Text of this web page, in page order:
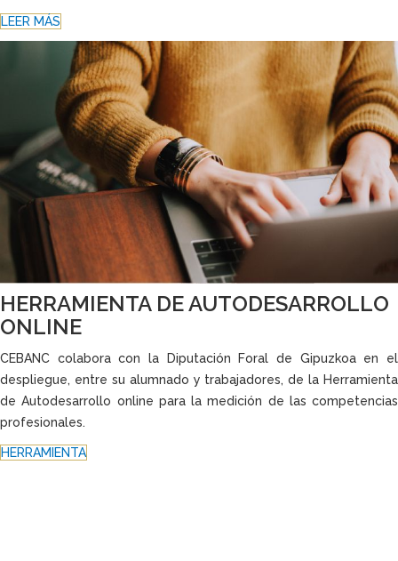
LEER MÁS
HERRAMIENTA DE AUTODESARROLLO
ONLINE
CEBANC colabora con la Diputación Foral de Gipuzkoa en el
despliegue, entre su alumnado y trabajadores, de la Herramienta
de Autodesarrollo online para la medición de las competencias
profesionales.
HERRAMIENTA